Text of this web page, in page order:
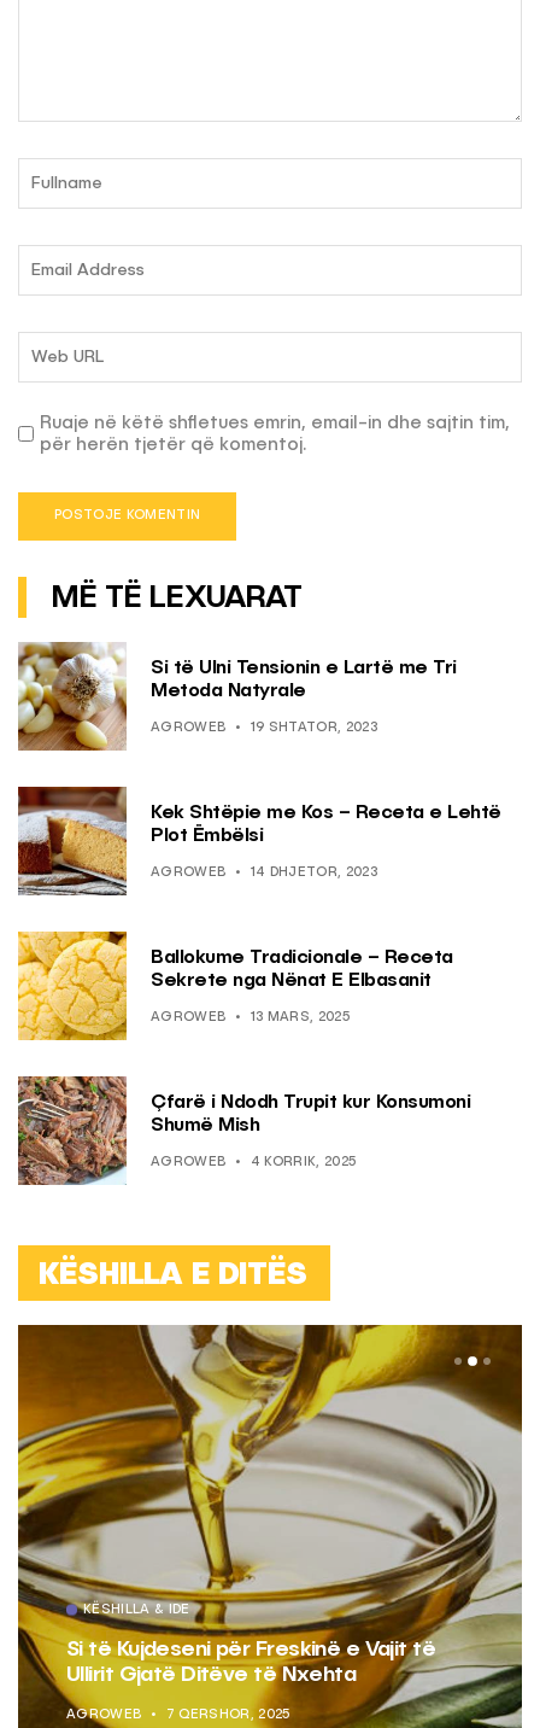
Ruaje në këtë shfletues emrin, email-in dhe sajtin tim,
për herën tjetër që komentoj.
MË TË LEXUARAT
Si të Ulni Tensionin e Lartë me Tri
Metoda Natyrale
AGROWEB 19 SHTATOR, 2023
Kek Shtëpie me Kos – Receta e Lehtë
Plot Ëmbëlsi
AGROWEB 14 DHJETOR, 2023
Ballokume Tradicionale – Receta
Sekrete nga Nënat E Elbasanit
AGROWEB 13 MARS, 2025
Çfarë i Ndodh Trupit kur Konsumoni
Shumë Mish
AGROWEB 4 KORRIK, 2025
KËSHILLA E DITËS
KËSHILLA & IDE
Si të Kujdeseni për Freskinë e Vajit të
Ullirit Gjatë Ditëve të Nxehta
AGROWEB 7 QERSHOR, 2025